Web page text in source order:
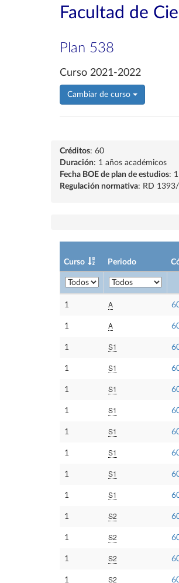
Facultad de
Plan 538
Curso 2021-2022
Cambiar de curso
Créditos: 60
Duración: 1 años académicos
Fecha BOE de plan de estudios:
Regulación normativa: RD
Curso Periodo
1 A
1 A
1 S1
1 S1
1 S1
1 S1
1 S1
1 S1
1 S1
1 S1
1 S2
1 S2
1 S2
1 S2